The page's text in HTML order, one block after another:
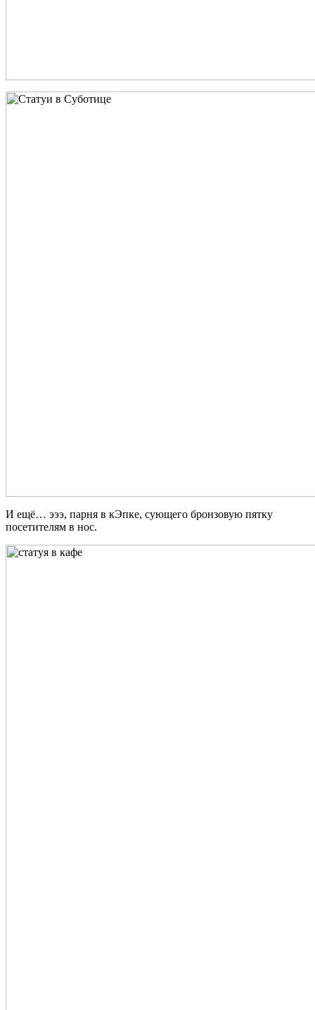
И ещё… эээ, парня в кЭпке, сующего бронзовую пятку
посетителям в нос.